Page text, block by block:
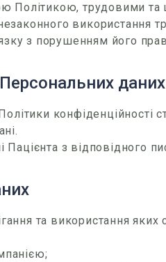
Політикою, трудовими
використання
з порушенням його
Персональних даних
з відповідного
та використання